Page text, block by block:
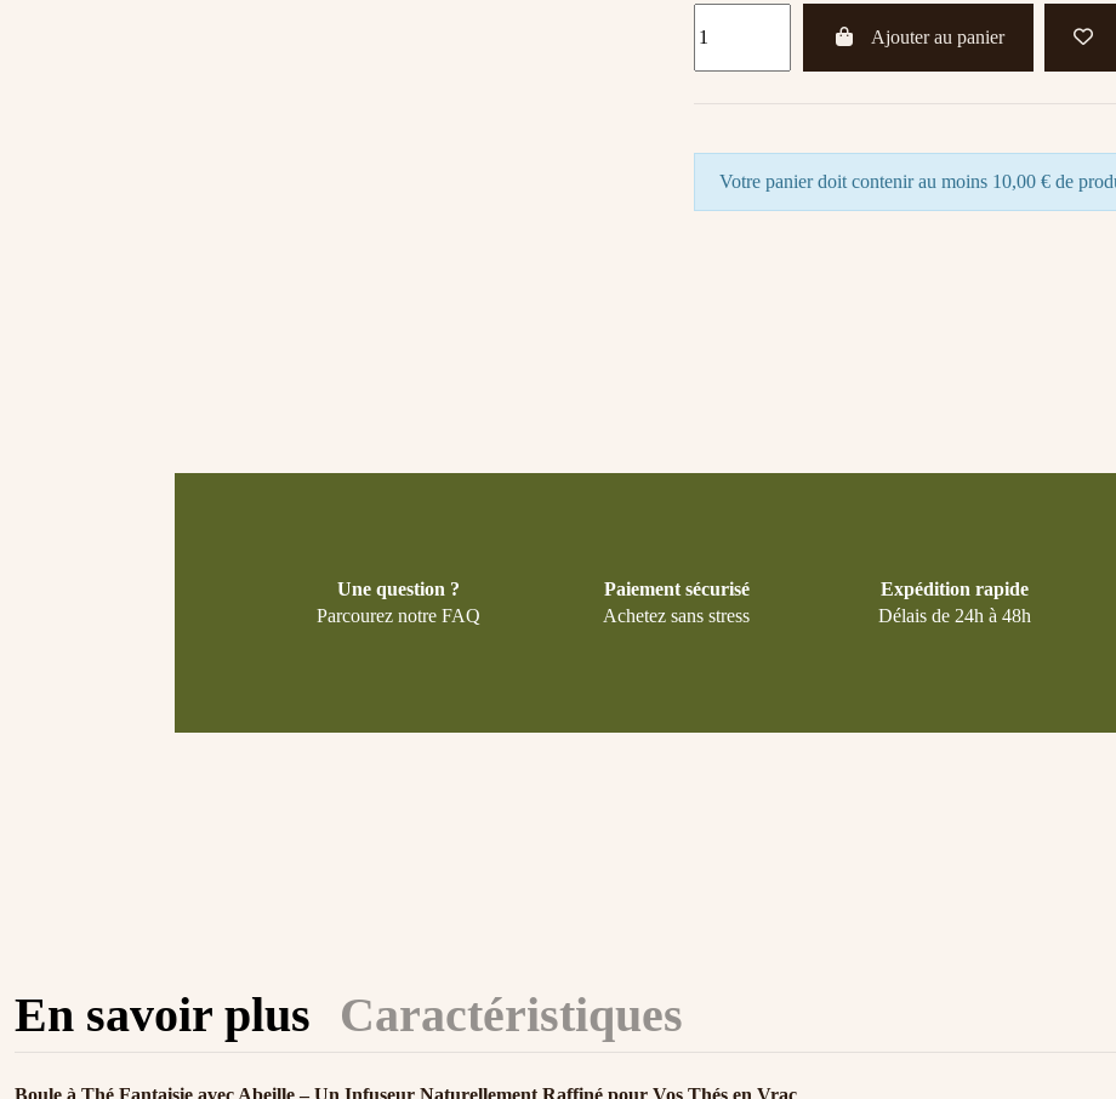
Ajouter au panier
Votre panier doit contenir au moins 10,00 € de
Une question ?
Parcourez notre FAQ
Paiement sécurisé
Achetez sans stress
Expédition rapide
Délais de 24h à 48h
En savoir plus Caractéristiques
Boule à Thé Fantaisie avec Abeille – Un Infuseur Naturellement Raffiné pour Vos Thés en Vrac